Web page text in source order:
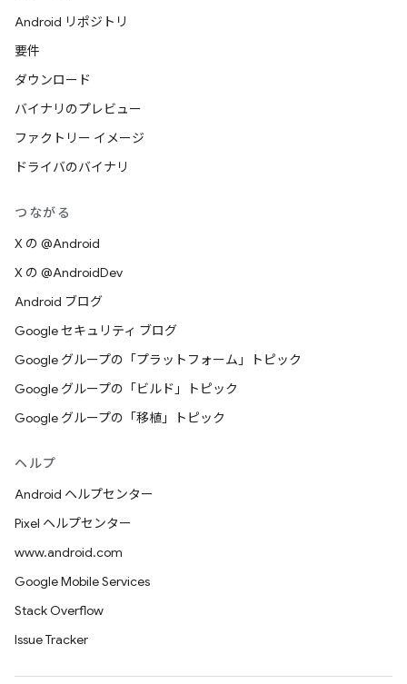
Android リポジトリ
要件
ダウンロード
バイナリのプレビュー
ファクトリー イメージ
ドライバのバイナリ
つながる
X の @Android
X の @AndroidDev
Android ブログ
Google セキュリティ ブログ
Google グループの「プラットフォーム」トピック
Google グループの「ビルド」トピック
Google グループの「移植」トピック
ヘルプ
Android ヘルプセンター
Pixel ヘルプセンター
www.android.com
Google Mobile Services
Stack Overflow
Issue Tracker